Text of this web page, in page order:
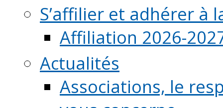
S’affilier et adhérer à
Affiliation 2026-
Actualités
Associations, le